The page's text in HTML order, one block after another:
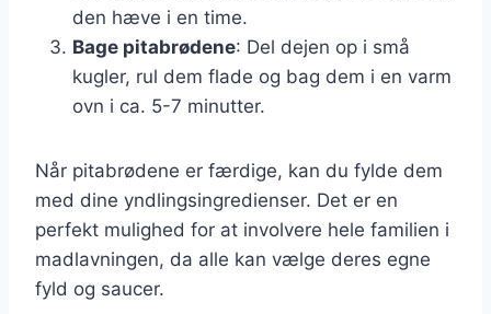
den hæve i en time.
Bage pitabrødene: Del dejen op i små
kugler, rul dem flade og bag dem i en varm
ovn i ca. 5-7 minutter.
Når pitabrødene er færdige, kan du fylde dem
med dine yndlingsingredienser. Det er en
perfekt mulighed for at involvere hele familien i
madlavningen, da alle kan vælge deres egne
fyld og saucer.